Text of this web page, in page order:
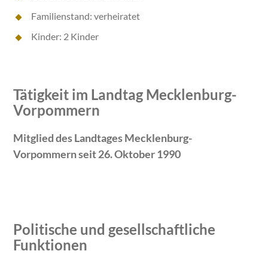
Familienstand: verheiratet
Kinder: 2 Kinder
Tätigkeit im Landtag Mecklenburg-
Vorpommern
Mitglied des Landtages Mecklenburg-
Vorpommern seit 26. Oktober 1990
Politische und gesellschaftliche
Funktionen